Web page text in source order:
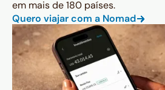
em mais de 180 países.
Quero viajar com a Nomad